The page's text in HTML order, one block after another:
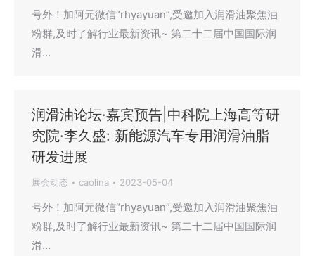
号外！加阿元微信“rhyayuan”,受邀加入润滑油聚焦油
粉群,及时了解行业最新资讯~ 第二十二届中国国际润
滑…
润滑油论坛·嘉宾预告|中科院上海高等研
究院·李久盛: 新能源汽车专用润滑油脂
研发进展
展会动态 caolina 2023-05-04
号外！加阿元微信“rhyayuan”,受邀加入润滑油聚焦油
粉群,及时了解行业最新资讯~ 第二十二届中国国际润
滑…